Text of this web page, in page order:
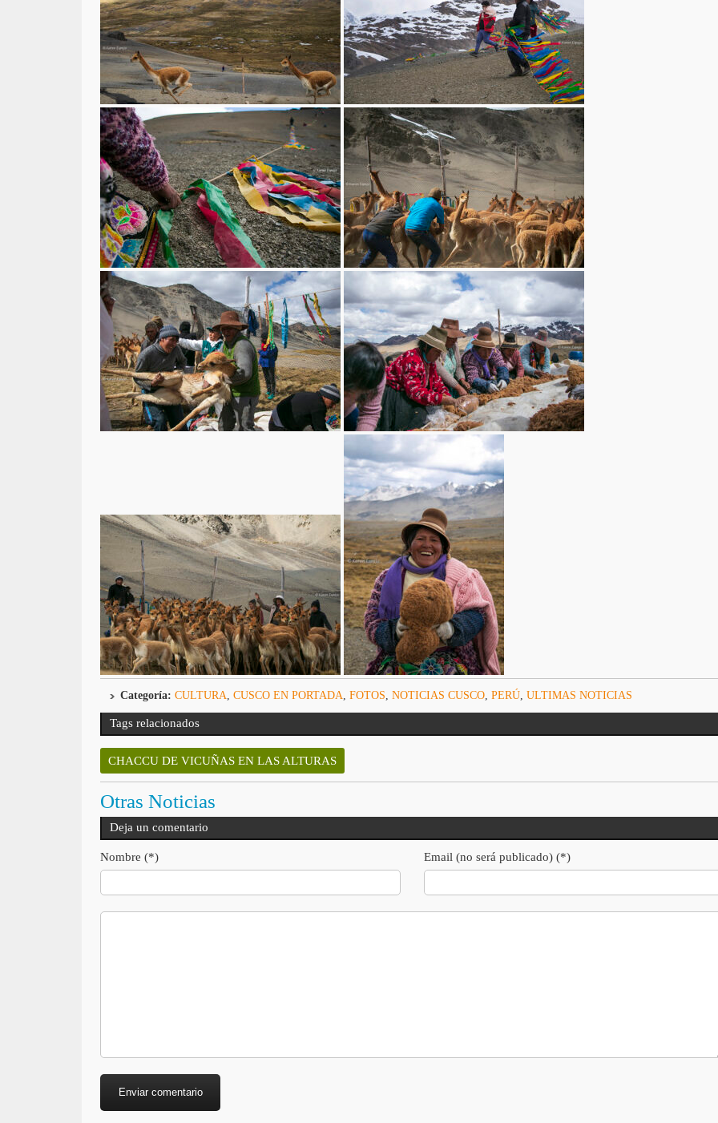
Categoría: CULTURA CUSCO EN PORTADA FOTOS NOTICIAS CUSCO, PERÚ, ULTIMAS NOTICIAS
Tags relacionados
CHACCU DE VICUÑAS EN LAS ALTURAS
Otras Noticias
Deja un comentario
Nombre (*) Email (no será publicado) (*)